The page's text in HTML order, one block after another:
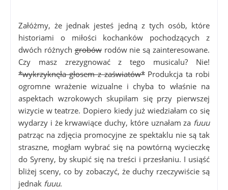
Załóżmy, że jednak jesteś jedną z tych osób, które
historiami o miłości kochanków pochodzących z
dwóch różnychgrobówrodów nie są zainteresowane.
Czy masz zrezygnować z tego musicalu? Nie!
*wykrzyknęła głosem z zaświatów*Produkcja ta robi
ogromne wrażenie wizualne i chyba to właśnie na
aspektach wzrokowych skupiłam się przy pierwszej
wizycie w teatrze. Dopiero kiedy już wiedziałam co się
wydarzy i że krwawiące duchy, które uznałam za fuuu
patrząc na zdjęcia promocyjne ze spektaklu nie są tak
straszne, mogłam wybrać się na powtórną wycieczkę
do Syreny, by skupić się na treści i przesłaniu. I usiąść
bliżej sceny, co by zobaczyć, że duchy rzeczywiście są
jednak fuuu.